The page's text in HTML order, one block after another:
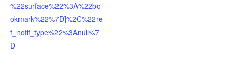
%22surface%22%3A%22bo
okmark%22%7D]%2C%22re
f_notif_type%22%3Anull%7
D